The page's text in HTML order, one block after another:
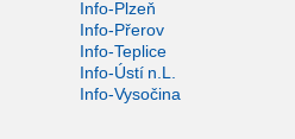
Info-Plzeň
Info-Přerov
Info-Teplice
Info-Ústí n.L.
Info-Vysočina